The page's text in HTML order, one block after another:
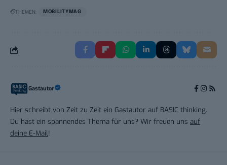
THEMEN: MOBILITYMAG
Gastautor
Hier schreibt von Zeit zu Zeit ein Gastautor auf BASIC thinking.
Du hast ein spannendes Thema für uns? Wir freuen uns auf
deine E-Mail!